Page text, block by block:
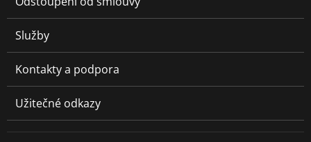
Služby
Kontakty a podpora
Užitečné odkazy